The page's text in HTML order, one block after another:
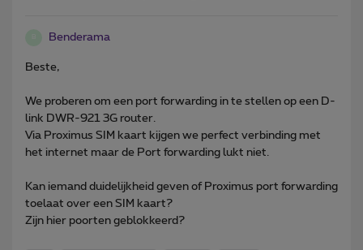
Benderama
Beste,
We proberen om een port forwarding in te stellen op een D-
link DWR-921 3G router.
Via Proximus SIM kaart kijgen we perfect verbinding met
het internet maar de Port forwarding lukt niet.
Kan iemand duidelijkheid geven of Proximus port forwarding
toelaat over een SIM kaart?
Zijn hier poorten geblokkeerd?